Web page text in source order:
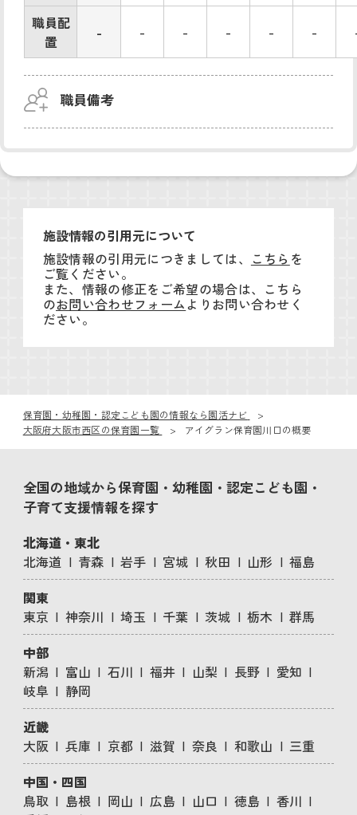
職員配
置
- - - - - -
職員備考
施設情報の引用元について
施設情報の引用元につきましては、 こちら を
ご覧ください。
また、情報の修正をご希望の場合は、こちら
のお問い合わせフォームよりお問い合わせく
ださい。
保育園・幼稚園・認定こども園の情報なら園活ナビ
大阪府大阪市西区の保育園一覧
アイグラン保育園川口の概要
全国の地域から保育園・幼稚園・認定こども園・
子育て支援情報を探す
北海道・東北
北海道
青森 岩手 宮城 秋田 山形
福島
関東
東京
神奈川 埼玉 千葉 茨城 栃木
群馬
中部
新潟
富山 石川 福井 山梨 長野
愛知
岐阜
静岡
近畿
大阪
兵庫 京都 滋賀 奈良 和歌山
三重
中国・四国
鳥取
島根 岡山 広島 山口 徳島
香川